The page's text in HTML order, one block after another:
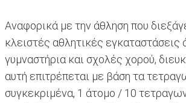
Αναφορικά με την άθληση που
κλειστές αθλητικές εγκαταστάσεις
γυμναστήρια και σχολές χορού,
αυτή επιτρέπεται με βάση τα
συγκεκριμένα, 1 άτομο / 10